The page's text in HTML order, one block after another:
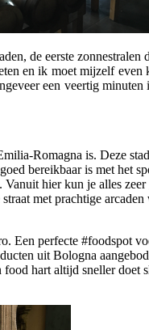
de eerste
en ik moet mijzelf even
een veertig
Romagna is. Deze
bereikbaar is met het
hier kun je alles
met prachtige
Een perfecte #foodspot
uit Bologna
hart altijd sneller doet